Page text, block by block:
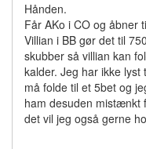
Hånden.
Får AKo i CO og åbner
Villian i BB gør det til
skubber så villian kan
kalder. Jeg har ikke
må folde til et 5bet og
ham desuden mistænkt
det vil jeg også gerne